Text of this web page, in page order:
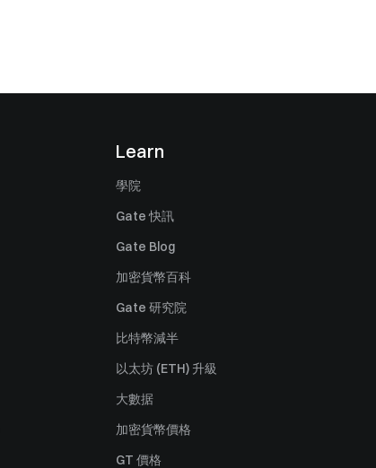
Learn
學院
Gate 快訊
Gate Blog
加密貨幣百科
Gate 研究院
比特幣減半
以太坊 (ETH) 升級
大數据
加密貨幣價格
GT 價格